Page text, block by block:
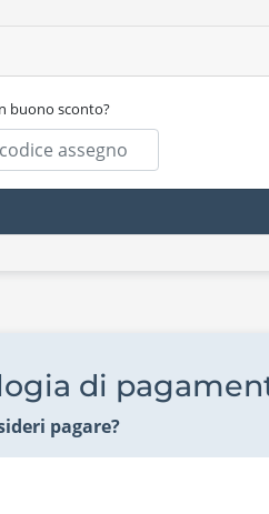
buono sconto?
di
pagare?